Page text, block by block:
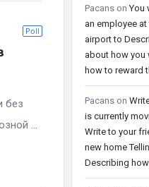
Poll
без
...
Pacans onYou
an employee
airport to
about how you
how to reward
Pacans on
is currently
Write to your
new home
Describing